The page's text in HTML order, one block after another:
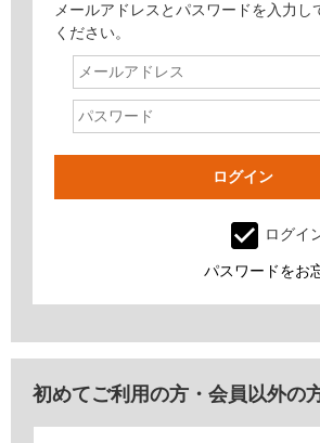
メールアドレスとパスワードを入力し
ください。
ログイ
パスワードをお
初めてご利用の方・会員以外の